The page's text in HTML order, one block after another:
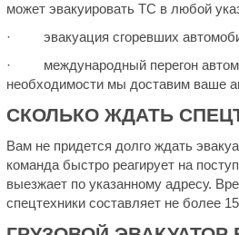
может эвакуировать ТС в любой
· эвакуация сгоревших
· международный перегон
необходимости мы доставим ваше
СКОЛЬКО ЖДАТЬ
Вам не придется долго ждать
команда быстро реагирует на
выезжает по указанному адресу.
спецтехники составляет не более